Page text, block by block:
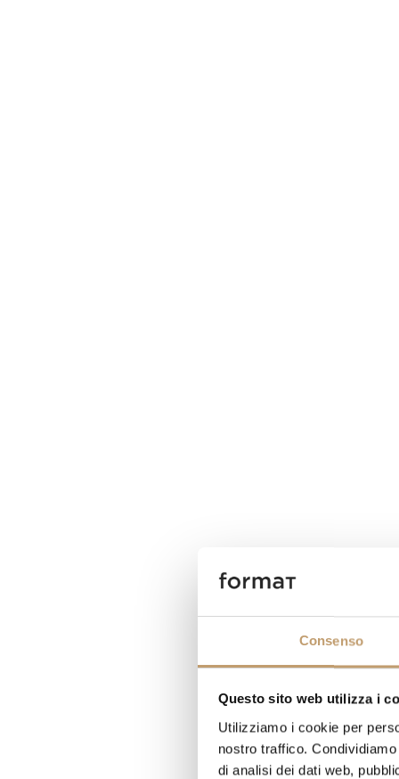
Consenso
Questo sito web utilizza i
Utilizziamo i cookie per
nostro traffico.
di analisi dei dati web,